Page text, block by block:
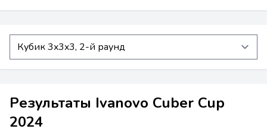
Результаты Ivanovo Cuber Cup
2024